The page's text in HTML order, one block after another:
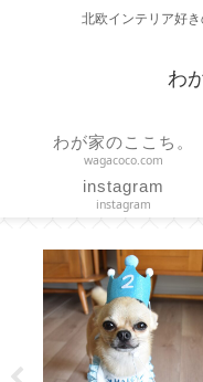
北欧インテリア好
わ
わが家のここち。
wagacoco.com
instagram
instagram